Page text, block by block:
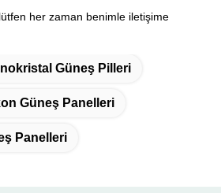
her zaman benimle iletişime
Güneş Pilleri
Güneş Panelleri
Panelleri